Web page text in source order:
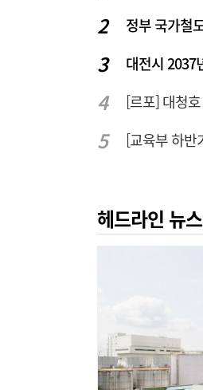
헤드라인 뉴스